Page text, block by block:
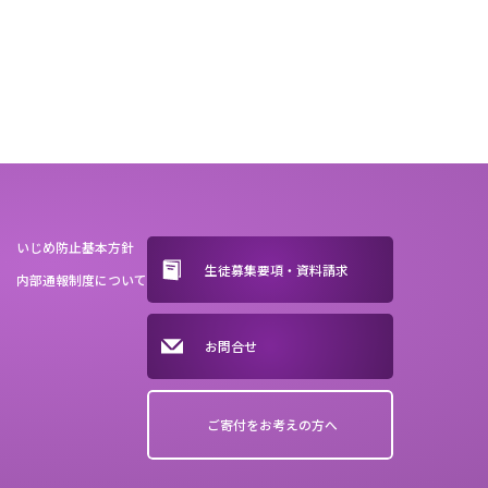
いじめ防止基本方針
内部通報制度について
生徒募集要項・資料請求
お問合せ
ご寄付をお考えの方へ